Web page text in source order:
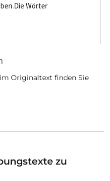
Wörter
Originaltext finden Sie
zu